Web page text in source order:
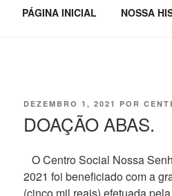
PÁGINA INICIAL NOSSA
PUBLICADO
DEZEMBRO 1, 2021 POR
DOAÇÃO ABAS.
O Centro Social Nossa
2021 foi beneficiado com a